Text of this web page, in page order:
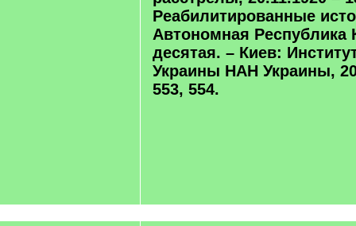
Реабилитированные
Автономная Республика
десятая. – Киев:
Украины НАН Украины,
553, 554.